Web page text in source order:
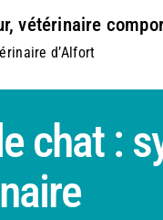
vétérinaire
d’Alfort
chat :